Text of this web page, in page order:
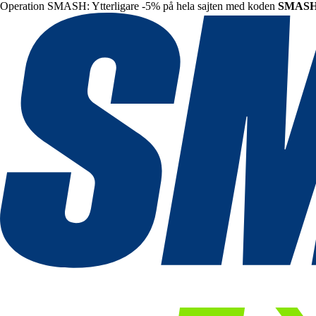
Operation SMASH: Ytterligare -5% på hela sajten med koden